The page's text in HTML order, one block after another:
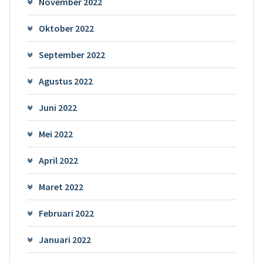
Oktober 2022
September 2022
Agustus 2022
Juni 2022
Mei 2022
April 2022
Maret 2022
Februari 2022
Januari 2022